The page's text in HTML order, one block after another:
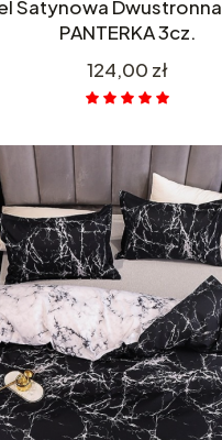
Dwustronna 200x220
PANTERKA 3cz.
Cena
124,00 zł